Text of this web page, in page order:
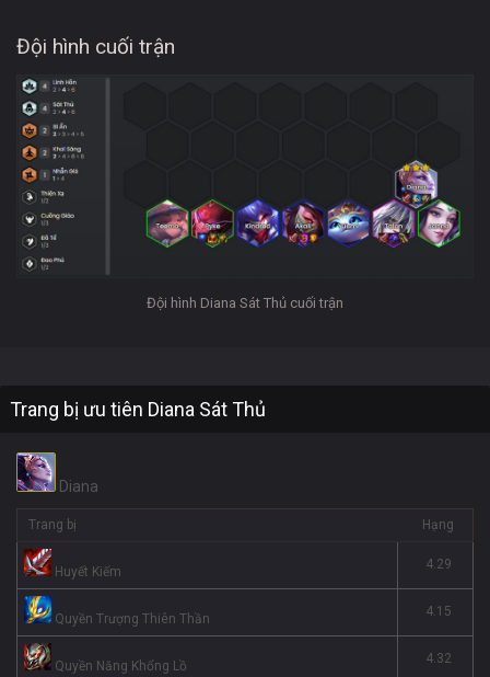
Đội hình cuối trận
Đội hình Diana Sát Thủ cuối trận
Trang bị ưu tiên Diana Sát Thủ
Diana
Trang bị Hạng
Huyết Kiếm 4.29
Quyền Trượng Thiên Thần 4.15
Quyền Năng Khổng Lồ 4.32